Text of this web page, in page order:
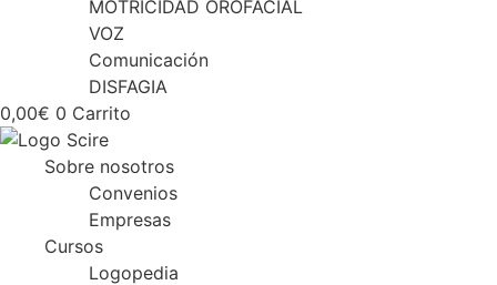
MOTRICIDAD OROFACIAL
VOZ
Comunicación
DISFAGIA
0,00€ 0 Carrito
Sobre nosotros
Convenios
Empresas
Cursos
Logopedia